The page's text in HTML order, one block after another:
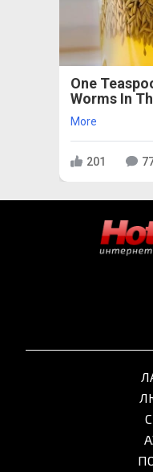
One
Worms In
More
201